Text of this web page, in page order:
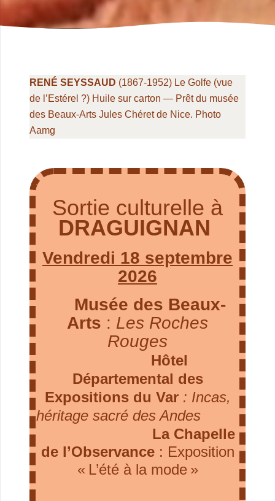
RENÉ SEYSSAUD (1867-1952) Le Golfe (vue
de l’Estérel ?) Huile sur carton — Prêt du musée
des Beaux-Arts Jules Chéret de Nice. Photo
Aamg
.
Sortie culturelle à
DRAGUIGNAN
Vendredi 18 septembre
2026
Musée des Beaux-
Arts : Les Roches
Rouges
Hôtel
Départemental des
Expositions du Var : Incas,
héritage sacré des Andes
La Chapelle
de l’Observance: Exposition
« L’été à la mode »